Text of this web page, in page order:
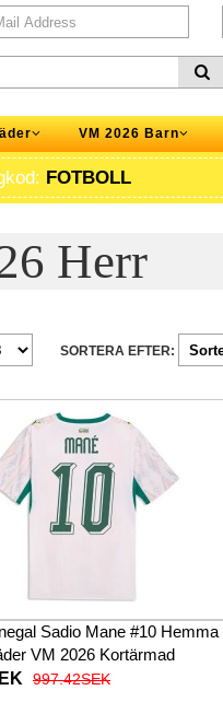
VM 2026 Barn
FOTBOLL
Herr
SORTERA EFTER:
Sadio Mane #10 Hemma
VM 2026 Kortärmad
997.42SEK